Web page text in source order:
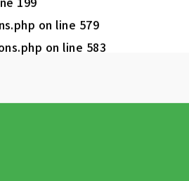
on line 579
on line 583